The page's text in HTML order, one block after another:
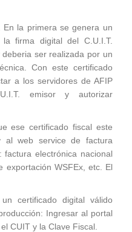
En la primera se genera un
firma digital del C.U.I.T.
ser realizada por un
Con este certificado
a los servidores de AFIP
emisor y autorizar
ese certificado fiscal este
al web service de factura
electrónica nacional
exportación WSFEx, etc. El
certificado digital válido
Ingresar al portal
CUIT y la Clave Fiscal.